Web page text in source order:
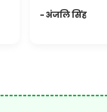
- अंजलि सिंह